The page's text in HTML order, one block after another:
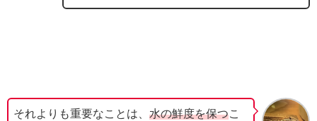
それよりも重要なことは、 水の鮮度を保つこ